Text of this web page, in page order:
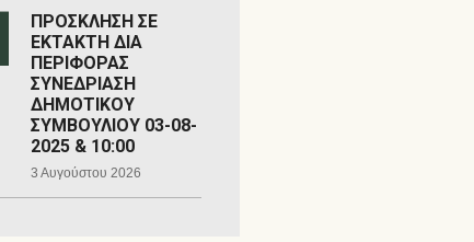
ΠΡΟΣΚΛΗΣΗ ΣΕ
ΕΚΤΑΚΤΗ ΔΙΑ
ΠΕΡΙΦΟΡΑΣ
ΣΥΝΕΔΡΙΑΣΗ
ΔΗΜΟΤΙΚΟΥ
ΣΥΜΒΟΥΛΙΟΥ 03-08-
2025 & 10:00
3 Αυγούστου 2026